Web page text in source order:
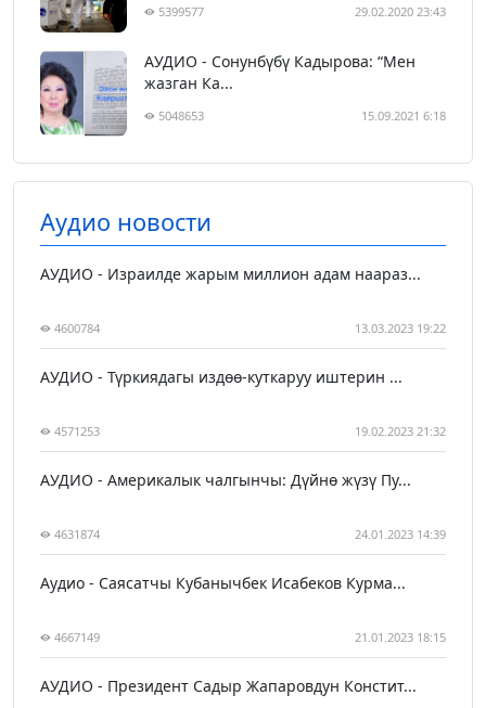
5399577 29.02.2020 23:43
АУДИО - Сонунбүбү Кадырова: “Мен
жазган Ка...
5048653 15.09.2021 6:18
Аудио новости
АУДИО - Израилде жарым миллион адам наараз...
4600784 13.03.2023 19:22
АУДИО - Түркиядагы издөө-куткаруу иштерин ...
4571253 19.02.2023 21:32
АУДИО - Америкалык чалгынчы: Дүйнө жүзү Пу...
4631874 24.01.2023 14:39
Аудио - Саясатчы Кубанычбек Исабеков Курма...
4667149 21.01.2023 18:15
АУДИО - Президент Садыр Жапаровдун Констит...